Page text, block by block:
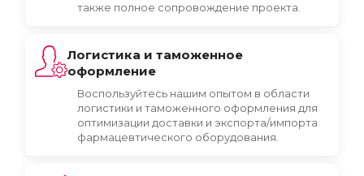
также полное сопровождение проекта.
Логистика и таможенное
оформление
Воспользуйтесь нашим опытом в области
логистики и таможенного оформления для
оптимизации доставки и экспорта/импорта
фармацевтического оборудования.